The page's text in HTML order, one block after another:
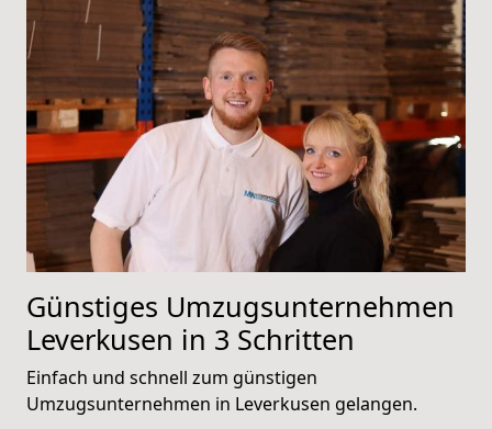
Günstiges Umzugsunternehmen
Leverkusen in 3 Schritten
Einfach und schnell zum günstigen
Umzugsunternehmen in Leverkusen gelangen.